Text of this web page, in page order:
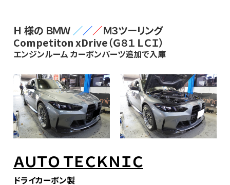
Ｈ 様の ＢＭＷ ／／／Ｍ３ツーリング
Competiton xDrive（Ｇ８１ ＬＣＩ）
エンジンルーム カーボンパーツ追加で入庫
ＡＵＴＯ ＴＥＣＫＮＩＣ
ドライカーボン製